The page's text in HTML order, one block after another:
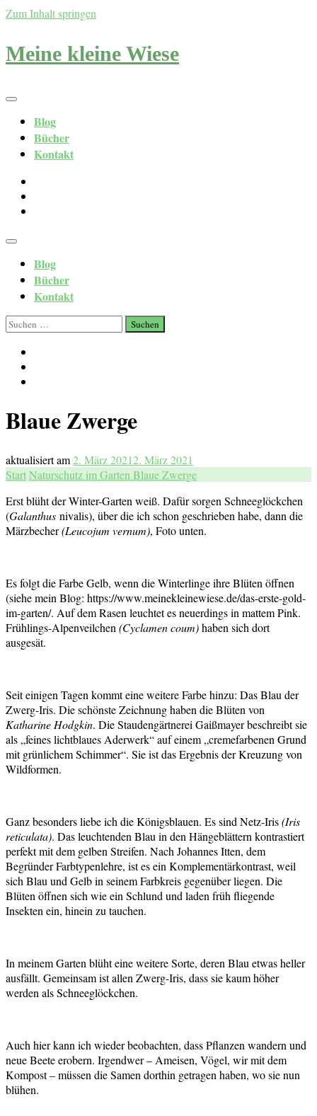
Zum Inhalt springen
Meine kleine Wiese
Blog
Bücher
Kontakt
Blog
Bücher
Kontakt
Suchen
nach:
Blaue Zwerge
aktualisiert am2. März 20212. März 2021
StartNaturschutz im Garten Blaue Zwerge
Erst blüht der Winter-Garten weiß. Dafür sorgen Schneeglöckchen
(Galanthus nivalis), über die ich schon geschrieben habe, dann die
Märzbecher(Leucojum vernum), Foto unten.
Es folgt die Farbe Gelb, wenn die Winterlinge ihre Blüten öffnen
(siehe mein Blog: https://www.meinekleinewiese.de/das-erste-gold-
im-garten/. Auf dem Rasen leuchtet es neuerdings in mattem Pink.
Frühlings-Alpenveilchen (Cyclamen coum)haben sich dort
ausgesät.
Seit einigen Tagen kommt eine weitere Farbe hinzu: Das Blau der
Zwerg-Iris. Die schönste Zeichnung haben die Blüten von
Katharine Hodgkin. Die Staudengärtnerei Gaißmayer beschreibt sie
als „feines lichtblaues Aderwerk“ auf einem „cremefarbenen Grund
mit grünlichem Schimmer“. Sie ist das Ergebnis der Kreuzung von
Wildformen.
Ganz besonders liebe ich die Königsblauen. Es sind Netz-Iris(Iris
reticulata). Das leuchtenden Blau in den Hängeblättern kontrastiert
perfekt mit dem gelben Streifen. Nach Johannes Itten, dem
Begründer Farbtypenlehre, ist es ein Komplementärkontrast, weil
sich Blau und Gelb in seinem Farbkreis gegenüber liegen. Die
Blüten öffnen sich wie ein Schlund und laden früh fliegende
Insekten ein, hinein zu tauchen.
In meinem Garten blüht eine weitere Sorte, deren Blau etwas heller
ausfällt. Gemeinsam ist allen Zwerg-Iris, dass sie kaum höher
werden als Schneeglöckchen.
Auch hier kann ich wieder beobachten, dass Pflanzen wandern und
neue Beete erobern. Irgendwer – Ameisen, Vögel, wir mit dem
Kompost – müssen die Samen dorthin getragen haben, wo sie nun
blühen.